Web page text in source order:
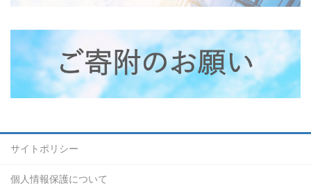
サイトポリシー
個人情報保護について